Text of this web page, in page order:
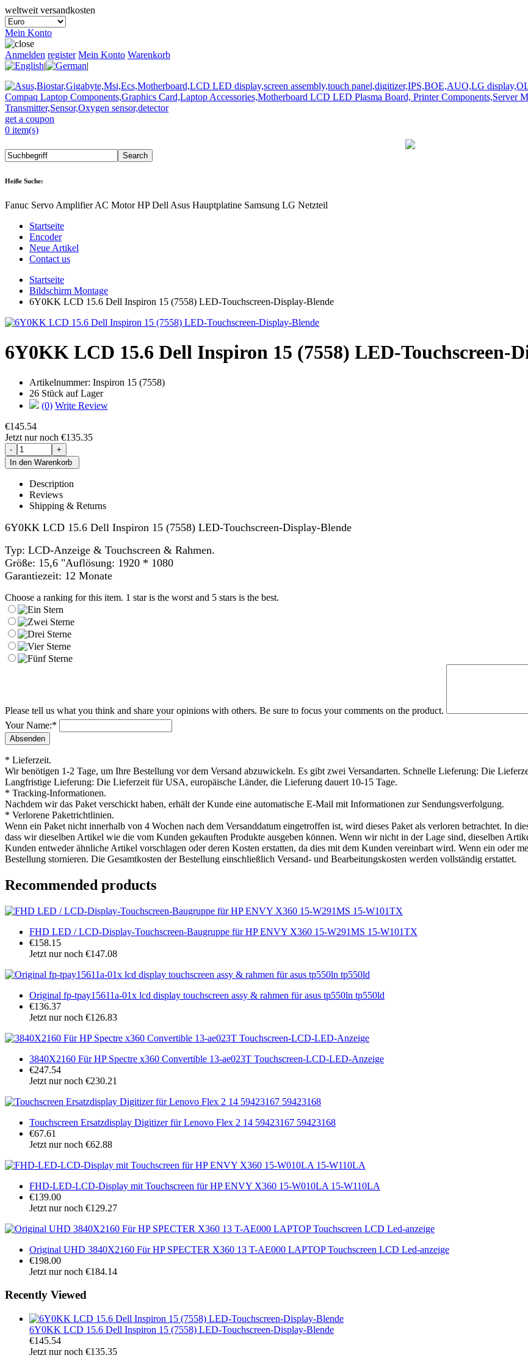
weltweit versandkosten
Mein Konto
Anmelden register Mein Konto Warenkorb
| |
get a coupon
0 item(s)
Heiße Suche:
Fanuc Servo Amplifier AC Motor HP Dell Asus Hauptplatine Samsung LG Netzteil
Startseite
Encoder
Neue Artikel
Contact us
Startseite
Bildschirm Montage
6Y0KK LCD 15.6 Dell Inspiron 15 (7558) LED-Touchscreen-Display-Blende
6Y0KK LCD 15.6 Dell Inspiron 15 (7558) LED-Touchscreen-
Artikelnummer: Inspiron 15 (7558)
26 Stück auf Lager
(0) Write Review
€145.54
Jetzt nur noch €135.35
Description
Reviews
Shipping & Returns
6Y0KK LCD 15.6 Dell Inspiron 15 (7558) LED-Touchscreen-Display-Blende
Typ: LCD-Anzeige & Touchscreen & Rahmen.
Größe: 15,6 "Auflösung: 1920 * 1080
Garantiezeit: 12 Monate
Choose a ranking for this item. 1 star is the worst and 5 stars is the best.
Please tell us what you think and share your opinions with others. Be sure to focus your comments on the product.
Your Name:*
* Lieferzeit.
Wir benötigen 1-2 Tage, um Ihre Bestellung vor dem Versand abzuwickeln. Es gibt zwei Versandarten. Schnelle Lieferung: Die
Langfristige Lieferung: Die Lieferzeit für USA, europäische Länder, die Lieferung dauert 10-15 Tage.
* Tracking-Informationen.
Nachdem wir das Paket verschickt haben, erhält der Kunde eine automatische E-Mail mit Informationen zur Sendungsverfolgung.
* Verlorene Paketrichtlinien.
Wenn ein Paket nicht innerhalb von 4 Wochen nach dem Versanddatum eingetroffen ist, wird dieses Paket als verloren betrachtet. In
dass wir dieselben Artikel wie die vom Kunden gekauften Produkte ausgeben können. Wenn wir nicht in der Lage sind, dieselben
Kunden entweder ähnliche Artikel vorschlagen oder deren Kosten erstatten, da dies mit dem Kunden vereinbart wird. Wenn ein oder
Bestellung stornieren. Die Gesamtkosten der Bestellung einschließlich Versand- und Bearbeitungskosten werden vollständig erstattet.
Recommended products
FHD LED / LCD-Display-Touchscreen-Baugruppe für HP ENVY X360 15-W291MS 15-W101TX
€158.15
Jetzt nur noch €147.08
Original fp-tpay15611a-01x lcd display touchscreen assy & rahmen für asus tp550ln tp550ld
€136.37
Jetzt nur noch €126.83
3840X2160 Für HP Spectre x360 Convertible 13-ae023T Touchscreen-LCD-LED-Anzeige
€247.54
Jetzt nur noch €230.21
Touchscreen Ersatzdisplay Digitizer für Lenovo Flex 2 14 59423167 59423168
€67.61
Jetzt nur noch €62.88
FHD-LED-LCD-Display mit Touchscreen für HP ENVY X360 15-W010LA 15-W110LA
€139.00
Jetzt nur noch €129.27
Original UHD 3840X2160 Für HP SPECTER X360 13 T-AE000 LAPTOP Touchscreen LCD Led-anzeige
€198.00
Jetzt nur noch €184.14
Recently Viewed
6Y0KK LCD 15.6 Dell Inspiron 15 (7558) LED-Touchscreen-Display-Blende
€145.54
Jetzt nur noch €135.35